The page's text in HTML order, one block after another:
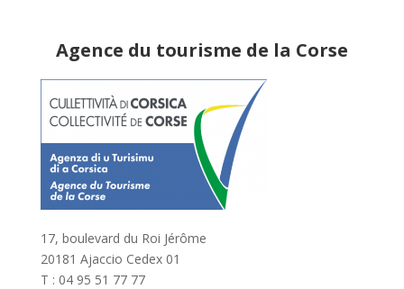
Agence du tourisme de la Corse
17, boulevard du Roi Jérôme
20181 Ajaccio Cedex 01
T : 04 95 51 77 77